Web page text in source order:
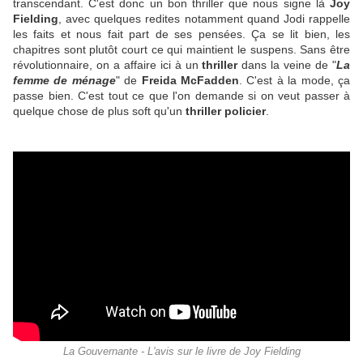
transcendant. C'est donc un bon thriller que nous signe là Joy
Fielding , avec quelques redites notamment quand Jodi rappelle
les faits et nous fait part de ses pensées. Ça se lit bien, les
chapitres sont plutôt court ce qui maintient le suspens. Sans être
révolutionnaire, on a affaire ici à un thrillerdans la veine de "La
femme de ménage" de Freida McFadden . C'est à la mode, ça
passe bien. C'est tout ce que l'on demande si on veut passer à
quelque chose de plus soft qu'un thriller policier.
La Gouvernante - L'avis sur le livre de Joy Fielding